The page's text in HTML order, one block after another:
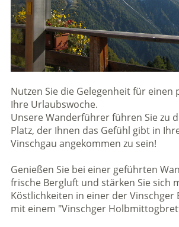
Nutzen Sie die Gelegenheit für einen
Ihre Urlaubswoche.
Unsere Wanderführer führen Sie zu
Platz, der Ihnen das Gefühl gibt in
Vinschgau angekommen zu sein!
Genießen Sie bei einer geführten
frische Bergluft und stärken Sie sich
Köstlichkeiten in einer der
mit einem "Vinschger